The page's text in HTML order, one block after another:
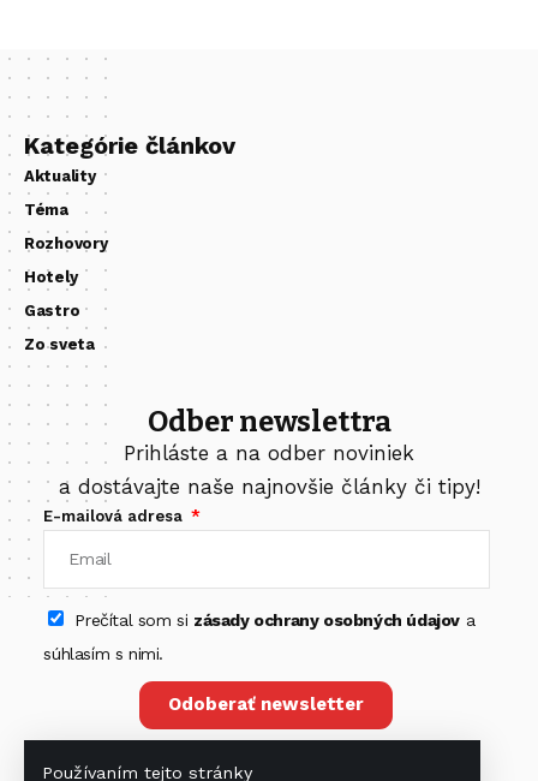
Používaním tejto stránky
Kategórie článkov
Aktuality
Téma
Rozhovory
Hotely
Gastro
Zo sveta
Odber newslettra
Prihláste a na odber noviniek
a dostávajte naše najnovšie články či tipy!
E-mailová adresa
Prečítal som si zásady ochrany osobných údajova
súhlasím s nimi.
Odoberať newsletter